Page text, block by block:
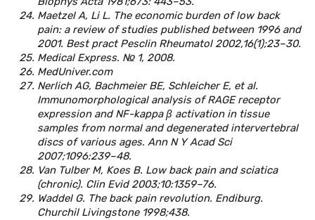
Maetzel A, Li L. The economic burden of low back
pain: a review of studies published between 1996 and
2001. Best pract Pesclin Rheumatol 2002,16(1);23–30.
Medical Express. № 1, 2008.
MedUniver.com
Nerlich AG, Bachmeier BE, Schleicher E, et al.
Immunomorphological analysis of RAGE receptor
expression and NF-kappa β activation in tissue
samples from normal and degenerated intervertebral
discs of various ages. Ann N Y Acad Sci
2007;1096:239–48.
Van Tulber M, Koes B. Low back pain and sciatica
(chronic). Clin Evid 2003;10:1359–76.
Waddel G. The back pain revolution. Endiburg.
Churchil Livingstone 1998;438.